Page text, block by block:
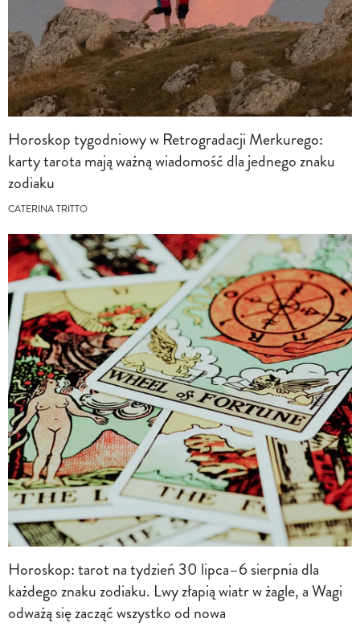
Horoskop tygodniowy w Retrogradacji Merkurego:
karty tarota mają ważną wiadomość dla jednego znaku
zodiaku
CATERINA TRITTO
Horoskop: tarot na tydzień 30 lipca–6 sierpnia dla
każdego znaku zodiaku. Lwy złapią wiatr w żagle, a Wagi
odważą się zacząć wszystko od nowa